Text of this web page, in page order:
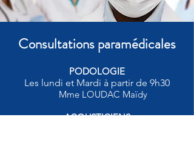
Consultations paramédicales
PODOLOGIE
Les lundi et Mardi à partir de 9h30
Mme LOUDAC Maïdy
ACOUSTICIENS